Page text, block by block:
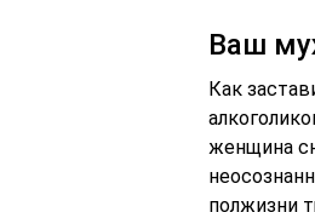
Ваш
Как
женщина
полжизни